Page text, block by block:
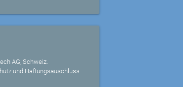
AG, Schweiz.
und Haftungsauschluss.